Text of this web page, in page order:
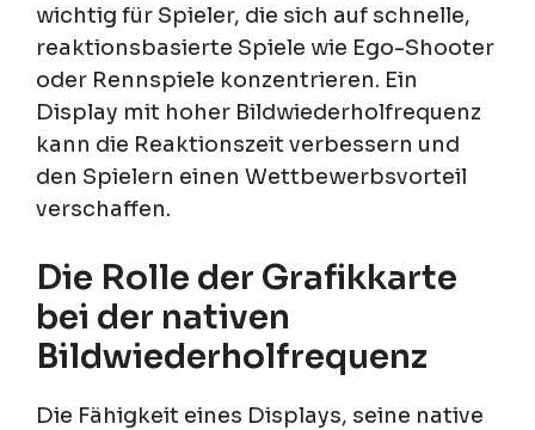
wichtig für Spieler, die sich auf schnelle,
reaktionsbasierte Spiele wie Ego-Shooter
oder Rennspiele konzentrieren. Ein
Display mit hoher Bildwiederholfrequenz
kann die Reaktionszeit verbessern und
den Spielern einen Wettbewerbsvorteil
verschaffen.
Die Rolle der Grafikkarte
bei der nativen
Bildwiederholfrequenz
Die Fähigkeit eines Displays, seine native